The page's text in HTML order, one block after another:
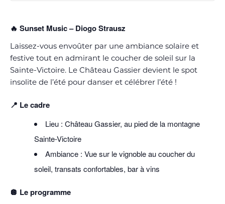
🔥 Sunset Music – Diogo Strausz
Laissez-vous envoûter par une ambiance solaire et
festive tout en admirant le coucher de soleil sur la
Sainte-Victoire. Le Château Gassier devient le spot
insolite de l’été pour danser et célébrer l’été !
📍 Le cadre
Lieu : Château Gassier, au pied de la montagne
Sainte-Victoire
Ambiance : Vue sur le vignoble au coucher du
soleil, transats confortables, bar à vins
🪩 Le programme